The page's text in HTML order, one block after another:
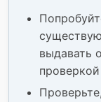
выдавать